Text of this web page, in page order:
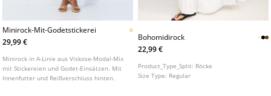
Minirock-Mit-Godetstickerei
29,99 €
Minirock in A-Linie aus Viskose-Modal-Mix
mit Stickereien und Godet-Einsätzen. Mit
Innenfutter und Reißverschluss hinten.
Bohomidirock
22,99 €
Product_Type_Split: Röcke
Size Type: Regular